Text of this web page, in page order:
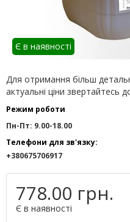
Є в наявності
Для отримання більш
актуальні ціни звертайтесь
Режим роботи
Пн-Пт: 9.00-18.00
Телефони для зв'язку:
+380675706917
778.00 грн.
Є в наявності